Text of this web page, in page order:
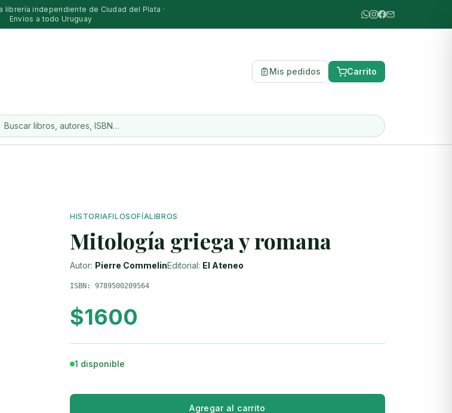
librería independiente de Ciudad del Plata ·
Envíos a todo Uruguay
Mis pedidos Carrito
HISTORIAFILOSOFÍALIBROS
Mitología griega y romana
Autor: Pierre CommelinEditorial: El Ateneo
ISBN: 9789500209564
$1600
1 disponible
Agregar al carrito